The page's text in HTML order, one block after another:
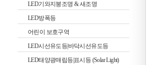
LED기와지붕조명 & 새조명
LED방폭등
어린이 보호구역
LED시선유도등|바닥시선유도등
LED태양광매립등|표시등 (Solar Light)